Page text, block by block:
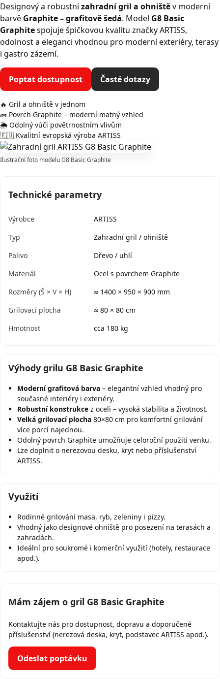
Designový a robustnízahradní gril a ohništěv moderní
barvě Graphite – grafitově šedá. Model G8 Basic
Graphitespojuje špičkovou kvalitu značky ARTISS,
odolnost a eleganci vhodnou pro moderní exteriéry, terasy
i gastro zázemí.
Poptat dostupnost Časté dotazy
🔥 Gril a ohniště v jednom
🧱 Povrch Graphite – moderní matný vzhled
🌦️ Odolný vůči povětrnostním vlivům
🇪🇺 Kvalitní evropská výroba ARTISS
Ilustrační foto modelu G8 Basic Graphite
Technické parametry
Výrobce
ARTISS
Typ
Zahradní gril / ohniště
Palivo
Dřevo / uhlí
Materiál
Ocel s povrchem Graphite
Rozměry (Š × V × H)
≈ 1400 × 950 × 900 mm
Grilovací plocha
≈ 80 × 80 cm
Hmotnost
cca 180 kg
Výhody grilu G8 Basic Graphite
Moderní grafitová barva – elegantní vzhled vhodný pro
současné interiéry i exteriéry.
Robustní konstrukce z oceli – vysoká stabilita a životnost.
Velká grilovací plocha 80×80 cm pro komfortní grilování
více porcí najednou.
Odolný povrch Graphite umožňuje celoroční použití venku.
Lze doplnit o nerezovou desku, kryt nebo příslušenství
ARTISS.
Využití
Rodinné grilování masa, ryb, zeleniny i pizzy.
Vhodný jako designové ohniště pro posezení na terasách a
zahradách.
Ideální pro soukromé i komerční využití (hotely, restaurace
apod.).
Mám zájem o gril G8 Basic Graphite
Kontaktujte nás pro dostupnost, dopravu a doporučené
příslušenství (nerezová deska, kryt, podstavec ARTISS apod.).
Odeslat poptávku